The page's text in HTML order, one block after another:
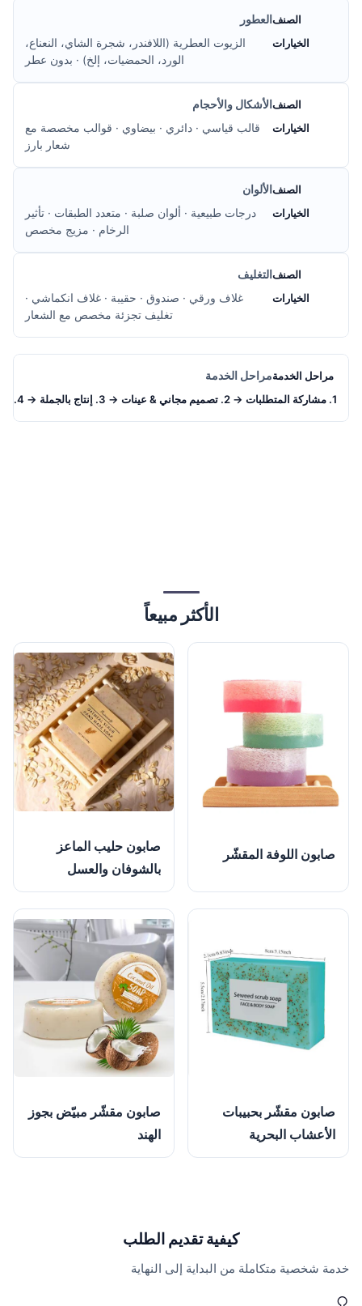
العطور
الزيوت العطرية (اللافندر، شجرة الشاي، النعناع،
الورد، الحمضيات، إلخ) · بدون عطر
الأشكال والأحجام
قالب قياسي · دائري · بيضاوي · قوالب مخصصة مع
شعار بارز
الألوان
درجات طبيعية · ألوان صلبة · متعدد الطبقات · تأثير
الرخام · مزيج مخصص
التغليف
غلاف ورقي · صندوق · حقيبة · غلاف انكماشي ·
تغليف تجزئة مخصص مع الشعار
مراحل الخدمة
الأكثر مبيعاً
صابون اللوفة المقشّر
صابون حليب الماعز
بالشوفان والعسل
صابون مقشّر بحبيبات
الأعشاب البحرية
صابون مقشّر مبيّض بجوز
الهند
كيفية تقديم الطلب
خدمة شخصية متكاملة من البداية إلى النهاية